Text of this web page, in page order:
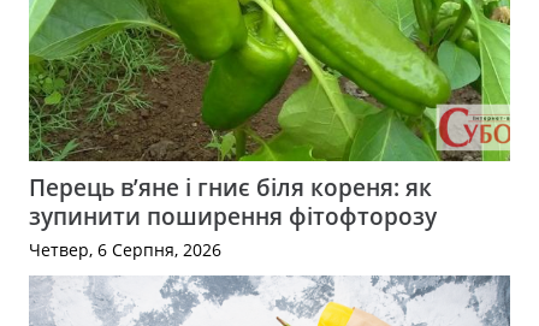
Перець в’яне і гниє біля кореня: як
зупинити поширення фітофторозу
Четвер, 6 Серпня, 2026